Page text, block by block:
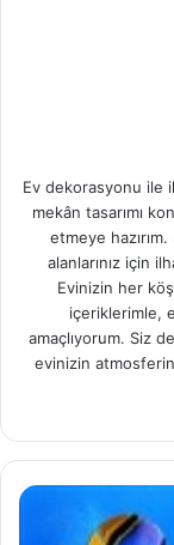
Ev dekorasyonu ile
mekân tasarımı
etmeye
alanlarınız için
Evinizin her
içeriklerimle,
amaçlıyorum. Siz
evinizin